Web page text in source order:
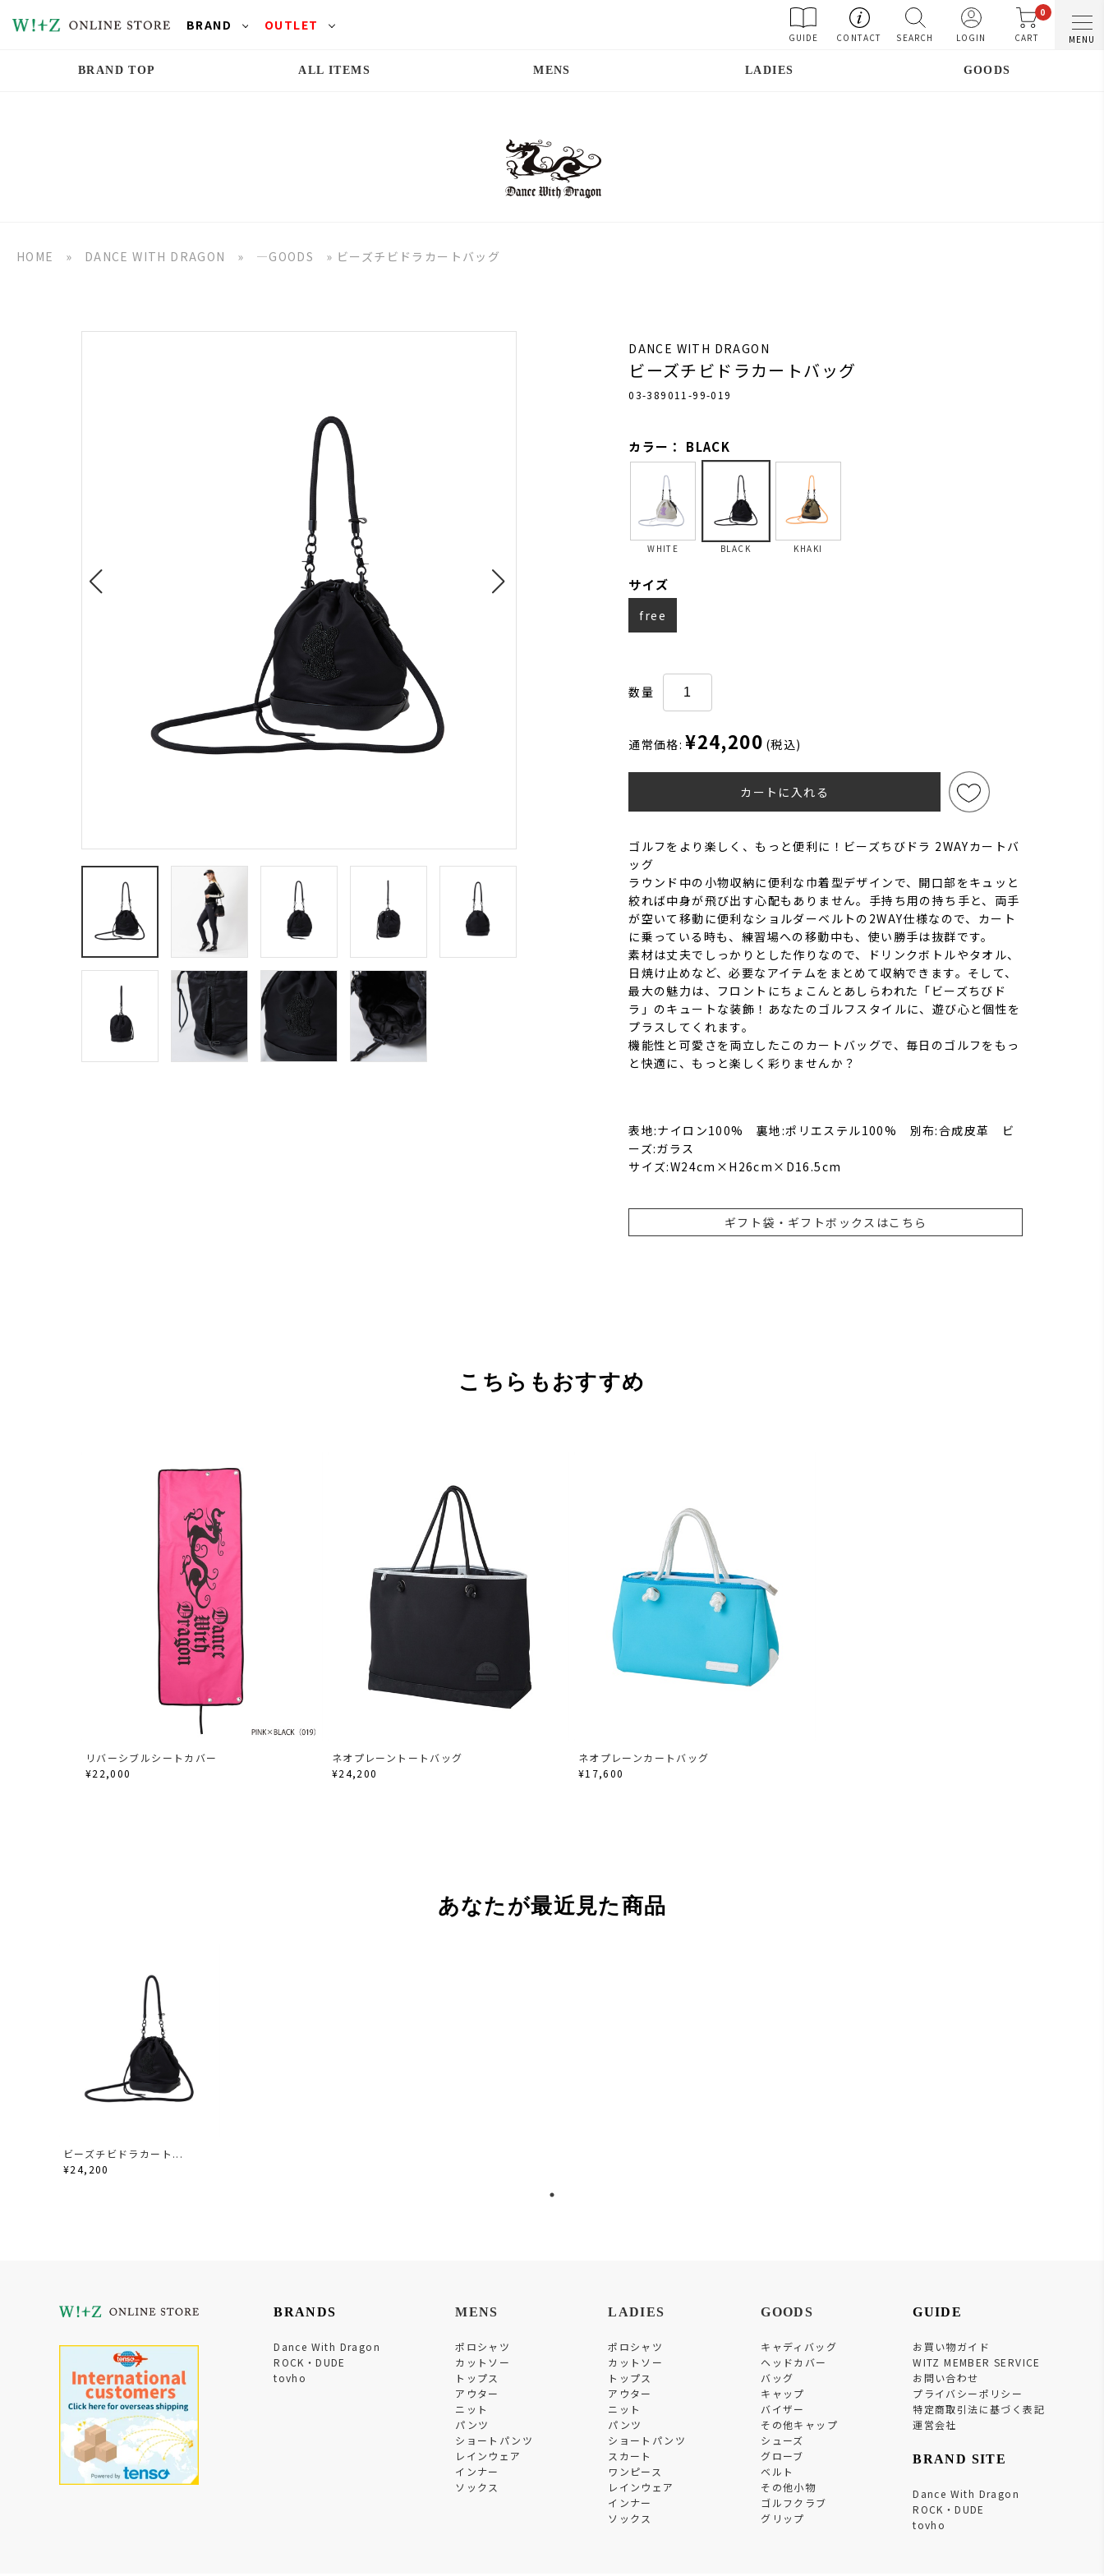
BRAND OUTLET
GUIDE CONTACT SEARCH LOGIN
0
CART MENU
BRAND TOP ALL ITEMS MENS LADIES GOODS
HOME » DANCE WITH DRAGON » ―GOODS » ビーズチビドラカートバッグ
DANCE WITH DRAGON
ビーズチビドラカートバッグ
03-389011-99-019
カラー： BLACK
WHITE BLACK KHAKI
サイズ
free
数量
通常価格: ¥24,200 (税込)
カートに入れる
ゴルフをより楽しく、もっと便利に！ビーズちびドラ 2WAYカートバ
ッグ
ラウンド中の小物収納に便利な巾着型デザインで、開口部をキュッと
絞れば中身が飛び出す心配もありません。手持ち用の持ち手と、両手
が空いて移動に便利なショルダーベルトの2WAY仕様なので、カート
に乗っている時も、練習場への移動中も、使い勝手は抜群です。
素材は丈夫でしっかりとした作りなので、ドリンクボトルやタオル、
日焼け止めなど、必要なアイテムをまとめて収納できます。そして、
最大の魅力は、フロントにちょこんとあしらわれた「ビーズちびド
ラ」のキュートな装飾！あなたのゴルフスタイルに、遊び心と個性を
プラスしてくれます。
機能性と可愛さを両立したこのカートバッグで、毎日のゴルフをもっ
と快適に、もっと楽しく彩りませんか？
表地:ナイロン100% 裏地:ポリエステル100% 別布:合成皮革 ビ
ーズ:ガラス
サイズ:W24cm×H26cm×D16.5cm
ギフト袋・ギフトボックスはこちら
こちらもおすすめ
リバーシブルシートカバー
¥22,000
ネオプレーントートバッグ
¥24,200
ネオプレーンカートバッグ
¥17,600
あなたが最近見た商品
ビーズチビドラカート...
¥24,200
BRANDS
Dance With Dragon
ROCK・DUDE
tovho
MENS
ポロシャツ
カットソー
トップス
アウター
ニット
パンツ
ショートパンツ
レインウェア
インナー
ソックス
LADIES
ポロシャツ
カットソー
トップス
アウター
ニット
パンツ
ショートパンツ
スカート
ワンピース
レインウェア
インナー
ソックス
GOODS
キャディバッグ
ヘッドカバー
バッグ
キャップ
バイザー
その他キャップ
シューズ
グローブ
ベルト
その他小物
ゴルフクラブ
グリップ
GUIDE
お買い物ガイド
WITZ MEMBER SERVICE
お問い合わせ
プライバシーポリシー
特定商取引法に基づく表記
運営会社
BRAND SITE
Dance With Dragon
ROCK・DUDE
tovho